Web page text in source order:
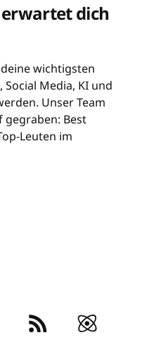
dich
wichtigsten
Media, KI und
Unser Team
gegraben: Best
Leuten im